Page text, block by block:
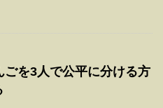
ごを3人で公平に分ける方